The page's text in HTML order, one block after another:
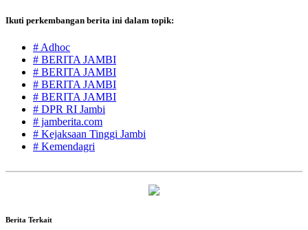
Ikuti perkembangan berita ini dalam topik:
# Adhoc
# BERITA JAMBI
# BERITA JAMBI
# BERITA JAMBI
# BERITA JAMBI
# DPR RI Jambi
# jamberita.com
# Kejaksaan Tinggi Jambi
# Kemendagri
Berita Terkait